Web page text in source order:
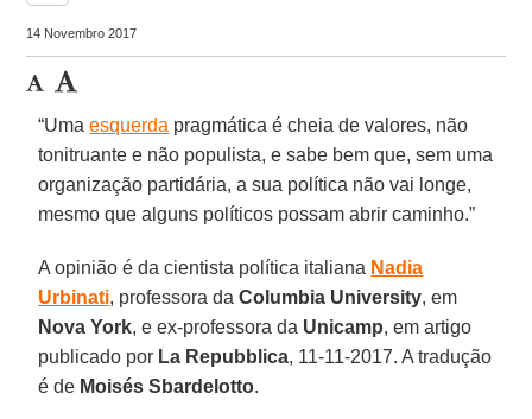
14 Novembro 2017
“Umaesquerda pragmática é cheia de valores, não
tonitruante e não populista, e sabe bem que, sem uma
organização partidária, a sua política não vai longe,
mesmo que alguns políticos possam abrir caminho.”
A opinião é da cientista política italiana Nadia
Urbinati, professora daColumbia University, em
Nova York, e ex-professora da Unicamp, em artigo
publicado por La Repubblica, 11-11-2017. A tradução
é de Moisés Sbardelotto.